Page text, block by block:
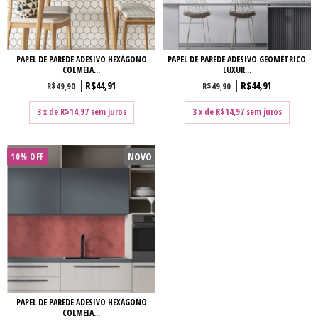
PAPEL DE PAREDE ADESIVO HEXÁGONO
COLMEIA...
R$49,90
R$44,91
3 x de R$14,97 sem juros
PAPEL DE PAREDE ADESIVO GEOMÉTRICO
LUXUR...
R$49,90
R$44,91
3 x de R$14,97 sem juros
10% OFF NOVO
PAPEL DE PAREDE ADESIVO HEXÁGONO
COLMEIA...